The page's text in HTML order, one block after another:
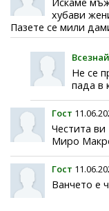
хубави
Пазете се мили
Не се
пада в
Гост
Честита ви
Миро
Гост
Ванчето е